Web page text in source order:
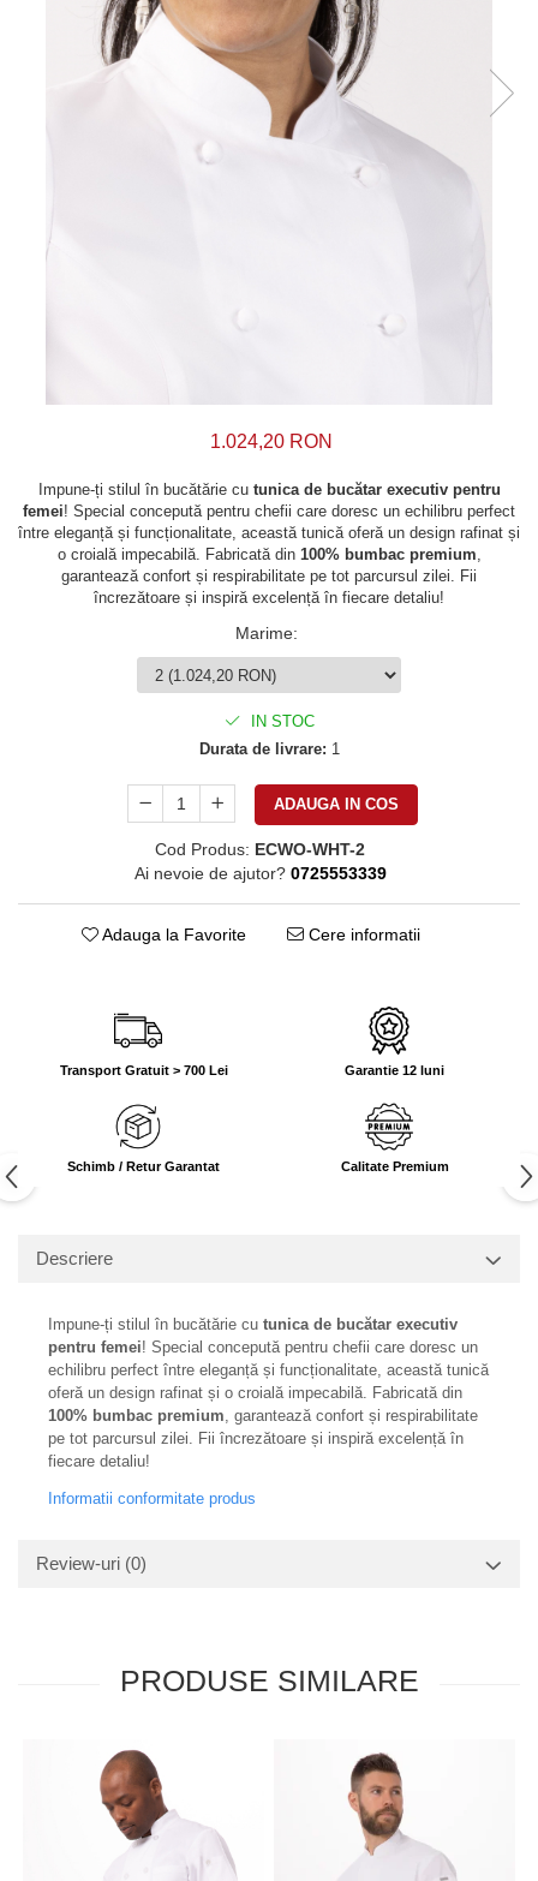
1.024,20 RON
Impune-ți stilul în bucătărie cu tunica de bucătar executiv pentru
femei! Special concepută pentru chefii care doresc un echilibru perfect
între eleganță și funcționalitate, această tunică oferă un design rafinat și
o croială impecabilă. Fabricată din 100% bumbac premium,
garantează confort și respirabilitate pe tot parcursul zilei. Fii
încrezătoare și inspiră excelență în fiecare detaliu!
Marime:
IN STOC
Durata de livrare: 1
ADAUGA IN COS
Cod Produs: ECWO-WHT-2
Ai nevoie de ajutor? 0725553339
Adauga la Favorite Cere informatii
Transport Gratuit > 700 Lei Garantie 12 luni
Schimb / Retur Garantat Calitate Premium
Descriere
Impune-ți stilul în bucătărie cu tunica de bucătar executiv
pentru femei! Special concepută pentru chefii care doresc un
echilibru perfect între eleganță și funcționalitate, această tunică
oferă un design rafinat și o croială impecabilă. Fabricată din
100% bumbac premium, garantează confort și respirabilitate
pe tot parcursul zilei. Fii încrezătoare și inspiră excelență în
fiecare detaliu!
Informatii conformitate produs
Review-uri (0)
PRODUSE SIMILARE